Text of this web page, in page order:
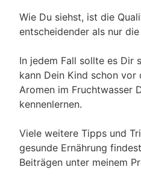
Wie Du siehst, ist die
entscheidender als nur
In jedem Fall sollte es Dir
kann Dein Kind schon
Aromen im Fruchtwasser
kennenlernen.
Viele weitere Tipps und
gesunde Ernährung
Beiträgen unter meinem